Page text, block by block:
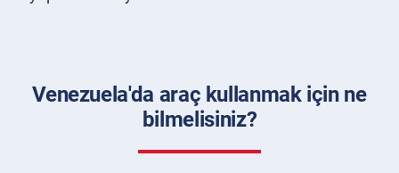
Venezuela'da araç kullanmak için ne
bilmelisiniz?